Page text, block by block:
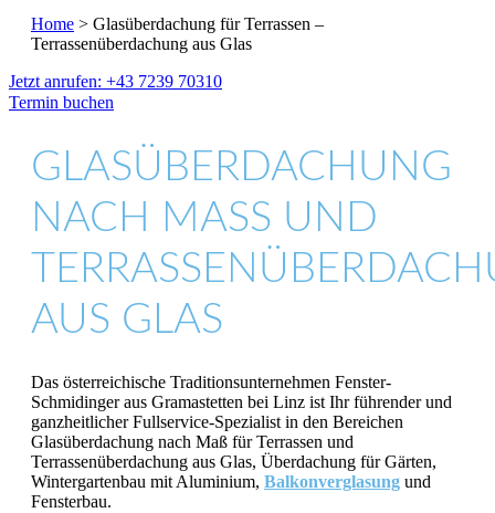
Home > Glasüberdachung für Terrassen –
Terrassenüberdachung aus Glas
Jetzt anrufen: +43 7239 70310
Termin buchen
GLASÜBERDACHUNG
NACH MASS UND T
US GLAS
Das österreichische Traditionsunternehmen Fenster-
Schmidinger aus Gramastetten bei Linz ist Ihr führender und
ganzheitlicher Fullservice-Spezialist in den Bereichen
Glasüberdachung nach Maß für Terrassen und
Terrassenüberdachung aus Glas, Überdachung für Gärten,
Wintergartenbau mit Aluminium, Balkonverglasung und
Fensterbau.